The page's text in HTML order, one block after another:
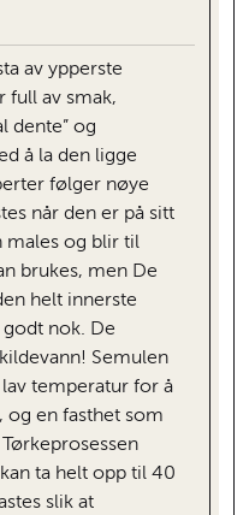
av ypperste
full av smak,
dente” og
å la den ligge
følger nøye
når den er på sitt
males og blir til
brukes, men De
helt innerste
nok. De
Semulen
temperatur for å
og en fasthet som
ta helt opp til 40
slik at